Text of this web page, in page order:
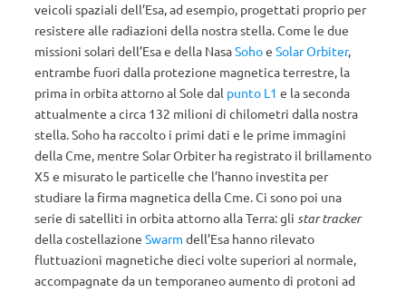
veicoli spaziali dell’Esa, ad esempio, progettati proprio per
resistere alle radiazioni della nostra stella. Come le due
missioni solari dell’Esa e della NasaSohoe Solar Orbiter,
entrambe fuori dalla protezione magnetica terrestre, la
prima in orbita attorno al Sole dal punto L1 e la seconda
attualmente a circa 132 milioni di chilometri dalla nostra
stella. Soho ha raccolto i primi dati e le prime immagini
della Cme, mentre Solar Orbiter ha registrato il brillamento
X5 e misurato le particelle che l’hanno investita per
studiare la firma magnetica della Cme. Ci sono poi una
serie di satelliti in orbita attorno alla Terra: gli star tracker
della costellazione Swarm dell’Esa hanno rilevato
fluttuazioni magnetiche dieci volte superiori al normale,
accompagnate da un temporaneo aumento di protoni ad